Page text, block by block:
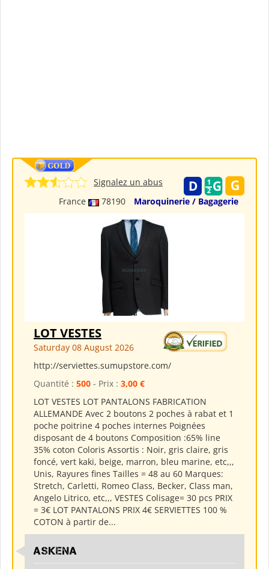
France 78190 Maroquinerie / Bagagerie
Signalez un abus
LOT VESTES
Saturday 08 August 2026
http://serviettes.sumupstore.com/
Quantité : 500 - Prix : 3,00 €
LOT VESTES LOT PANTALONS FABRICATION
ALLEMANDE Avec 2 boutons 2 poches à rabat et 1
poche poitrine 4 poches internes Poignées
disposant de 4 boutons Composition :65% line
35% coton Coloris Assortis : Noir, gris claire, gris
foncé, vert kaki, beige, marron, bleu marine, etc,,,
Unis, Rayures fines Tailles = 48 au 60 Marques:
Stretch, Carletti, Romeo Class, Becker, Class man,
Angelo Litrico, etc,,, VESTES Colisage= 30 pcs PRIX
= 3€ LOT PANTALONS PRIX 4€ SERVIETTES 100 %
COTON à partir de...
ASKENA